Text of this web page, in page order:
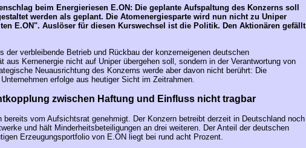
beim Energieriesen E.ON: Die geplante Aufspaltung des Konzerns soll
werden als geplant. Die Atomenergiesparte wird nun nicht zu Uniper
E.ON". Auslöser für diesen Kurswechsel ist die Politik. Den Aktionären gefällt
der verbleibende Betrieb und Rückbau der konzerneigenen deutschen
aus Kernenergie nicht auf Uniper übergehen soll, sondern in der Verantwortung von
Neuausrichtung des Konzerns werde aber davon nicht berührt: Die
erfolge aus heutiger Sicht im Zeitrahmen.
zwischen Haftung und Einfluss nicht tragbar
bereits vom Aufsichtsrat genehmigt. Der Konzern betreibt derzeit in Deutschland noch
und hält Minderheitsbeteiligungen an drei weiteren. Der Anteil der deutschen
Erzeugungsportfolio von E.ON liegt bei rund acht Prozent.